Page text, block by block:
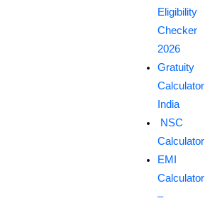
Eligibility
Checker
2026
Gratuity
Calculator
India
NSC
Calculator
EMI
Calculator
–